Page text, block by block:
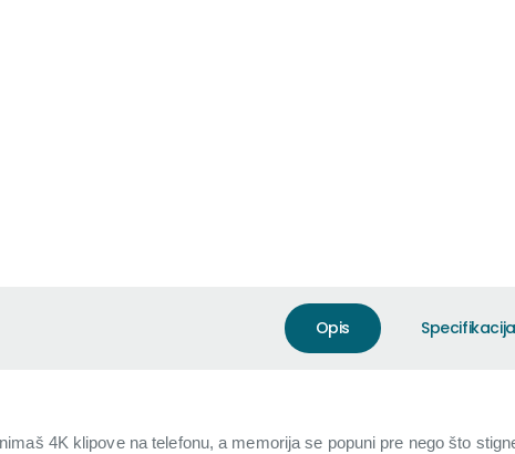
Opis Specifikacija
4K klipove na telefonu, a memorija se popuni pre nego što